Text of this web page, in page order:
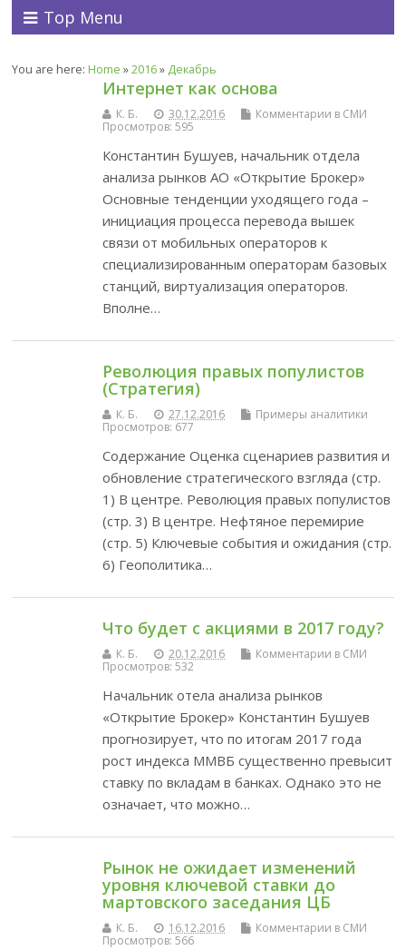
Top Menu
You are here: Home »2016» Декабрь
Интернет как основа
К. Б. 30.12.2016
Комментарии в СМИ
Просмотров: 595
Константин Бушуев, начальник отдела
анализа рынков АО «Открытие Брокер»
Основные тенденции уходящего года –
инициация процесса перевода вышек
связи от мобильных операторов к
специализированным операторам базовых
станций, виртуализация операторов.
Вполне…
Революция правых популистов
(Стратегия)
К. Б. 27.12.2016
Примеры аналитики
Просмотров: 677
Содержание Оценка сценариев развития и
обновление стратегического взгляда (стр.
1) В центре. Революция правых популистов
(стр. 3) В центре. Нефтяное перемирие
(стр. 5) Ключевые события и ожидания (стр.
6) Геополитика…
Что будет с акциями в 2017 году?
К. Б. 20.12.2016
Комментарии в СМИ
Просмотров: 532
Начальник отела анализа рынков
«Открытие Брокер» Константин Бушуев
прогнозирует, что по итогам 2017 года
рост индекса ММВБ существенно превысит
ставку по вкладам в банках. Однако это не
означает, что можно…
Рынок не ожидает изменений
уровня ключевой ставки до
мартовского заседания ЦБ
К. Б. 16.12.2016
Комментарии в СМИ
Просмотров: 566